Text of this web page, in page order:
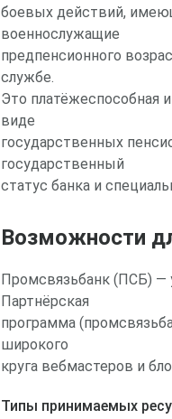
боевых действий,
военнослужащие
предпенсионного
службе.
Это платёжеспособная
виде
государственных
государственный
статус банка и
Возможности
Промсвязьбанк (ПСБ) —
Партнёрская
программа
широкого
круга вебмастеров и
Типы принимаемых